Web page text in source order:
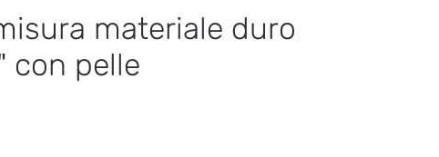
materiale duro
con pelle